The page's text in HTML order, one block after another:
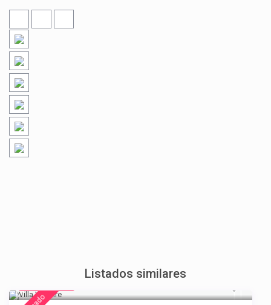
Listados similares